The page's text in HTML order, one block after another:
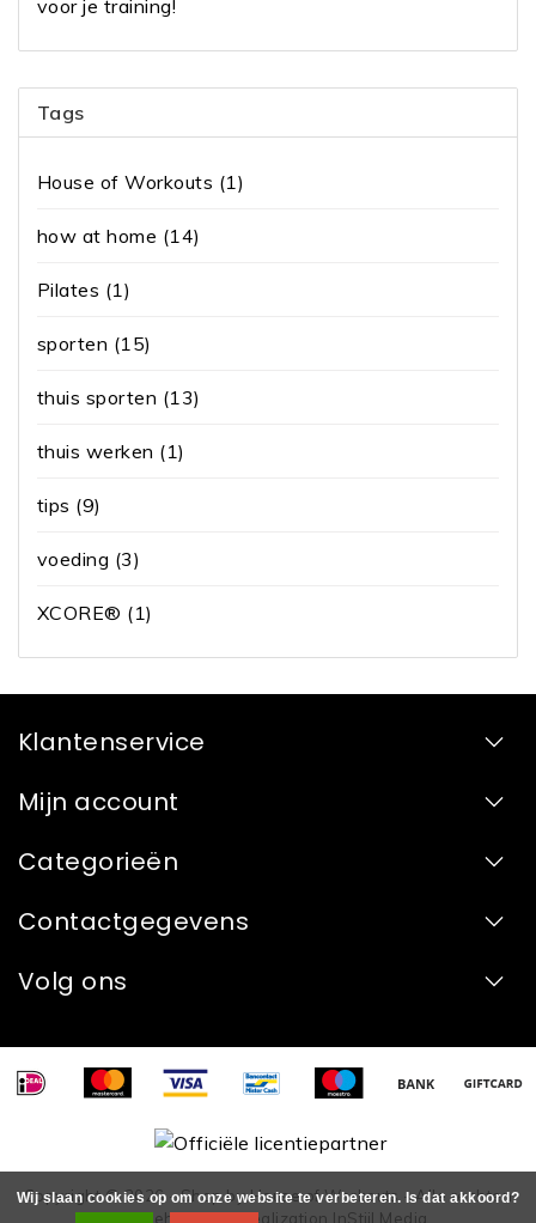
voor je training!
Tags
House of Workouts (1)
how at home (14)
Pilates (1)
sporten (15)
thuis sporten (13)
thuis werken (1)
tips (9)
voeding (3)
XCORE® (1)
Klantenservice
Mijn account
Categorieën
Contactgegevens
Volg ons
Copyright © 2026 - Shop by House of Workouts - Alle rechten
voorbehouden - Realization InStijl Media
Wij slaan cookies op om onze website te verbeteren. Is dat akkoord?